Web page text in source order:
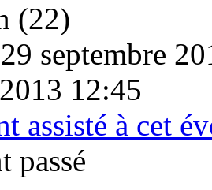
(22)
septembre
12:45
assisté à cet
passé